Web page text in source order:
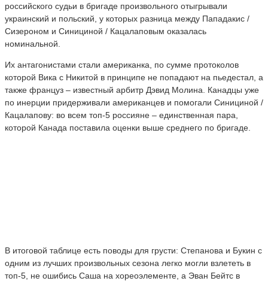
российского судьи в бригаде произвольного отыгрывали
украинский и польский, у которых разница между Пападакис /
Сизероном и Синициной / Кацалаповым оказалась
номинальной.
Их антагонистами стали американка, по сумме протоколов
которой Вика с Никитой в принципе не попадают на пьедестал, а
также француз – известный арбитр Дэвид Молина. Канадцы уже
по инерции придерживали американцев и помогали Синициной /
Кацалапову: во всем топ-5 россияне – единственная пара,
которой Канада поставила оценки выше среднего по бригаде.
В итоговой таблице есть поводы для грусти: Степанова и Букин с
одним из лучших произвольных сезона легко могли взлететь в
топ-5, не ошибись Саша на хореоэлементе, а Эван Бейтс в